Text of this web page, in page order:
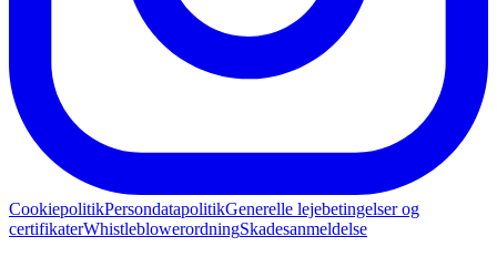
CookiepolitikPersondatapolitikGenerelle lejebetingelser og
certifikaterWhistleblowerordningSkadesanmeldelse